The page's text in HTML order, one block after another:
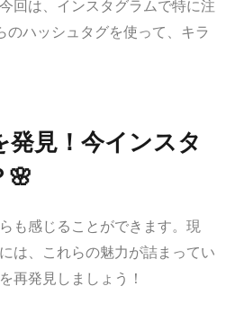
回は、インスタグラムで特に注
のハッシュタグを使って、キラ
見！今インスタ
🌸
も感じることができます。現
は、これらの魅力が詰まってい
再発見しましょう！